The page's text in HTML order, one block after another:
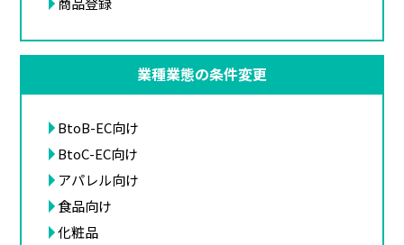
業種業態の条件変更
BtoB-EC向け
BtoC-EC向け
アパレル向け
食品向け
化粧品